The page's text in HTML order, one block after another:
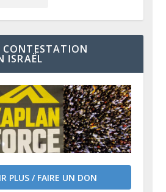
CONTESTATION
ISRAËL
PLUS / FAIRE UN DON